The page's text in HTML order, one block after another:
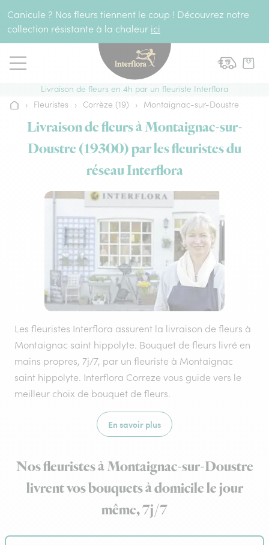
Canicule ? Nos fleurs tiennent le coup ! Découvrez notre
collection résistante à la chaleur ici
Livraison de fleurs en 4h par un fleuriste Interflora
Accueil
› Fleuristes › Corrèze (19) › Montaignac-sur-Doustre
Livraison de fleurs à Montaignac-sur-
Doustre (19300) par les fleuristes du
réseau Interflora
Les fleuristes Interflora assurent la livraison de fleurs à
Montaignac saint hippolyte. Bouquet de fleurs livré en
mains propres, 7j/7, par un fleuriste à Montaignac
saint hippolyte. Interflora Correze vous guide vers le
meilleur choix de bouquet de fleurs.
En savoir plus
Nos fleuristes à Montaignac-sur-Doustre
livrent vos bouquets à domicile le jour
même, 7j/7